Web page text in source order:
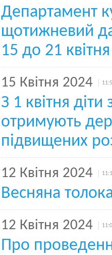
Департамент
щотижневий
15 до 21 квітня
15 Квітня 2024
З 1 квітня
отримують
підвищених
12 Квітня 2024
Весняна
12 Квітня 2024
Про